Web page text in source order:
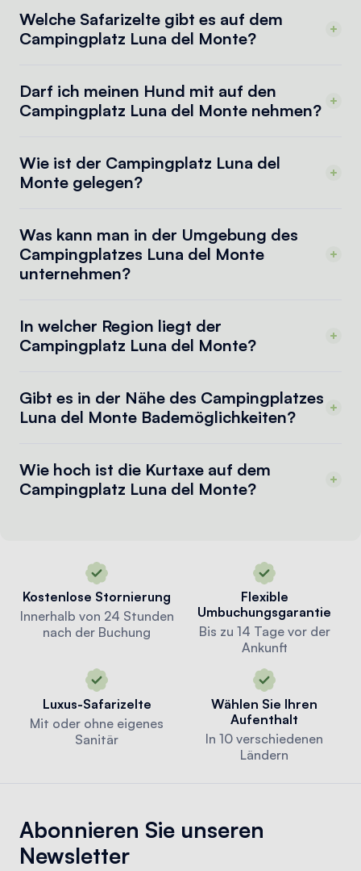
Welche Safarizelte gibt es auf dem
Campingplatz Luna del Monte?
Darf ich meinen Hund mit auf den
Campingplatz Luna del Monte nehmen?
Wie ist der Campingplatz Luna del
Monte gelegen?
Was kann man in der Umgebung des
Campingplatzes Luna del Monte
unternehmen?
In welcher Region liegt der
Campingplatz Luna del Monte?
Gibt es in der Nähe des Campingplatzes
Luna del Monte Bademöglichkeiten?
Wie hoch ist die Kurtaxe auf dem
Campingplatz Luna del Monte?
Kostenlose Stornierung
Innerhalb von 24 Stunden
nach der Buchung
Flexible
Umbuchungsgarantie
Bis zu 14 Tage vor der
Ankunft
Luxus-Safarizelte
Mit oder ohne eigenes
Sanitär
Wählen Sie Ihren
Aufenthalt
In 10 verschiedenen
Ländern
Abonnieren Sie unseren
Newsletter